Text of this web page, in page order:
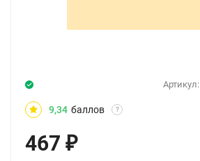
Артикул:
9,34 баллов ?
467 ₽